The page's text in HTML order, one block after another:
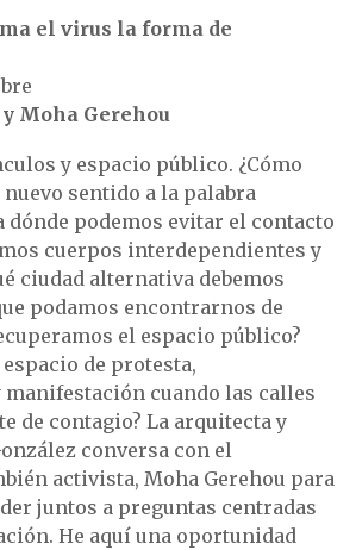
el virus la forma de
Moha Gerehou
y espacio público. ¿Cómo
sentido a la palabra
dónde podemos evitar el contacto
cuerpos interdependientes y
ciudad alternativa debemos
podamos encontrarnos de
el espacio público?
espacio de protesta,
cuando las calles
de contagio? La arquitecta y
conversa con el
activista, Moha Gerehou para
juntos a preguntas centradas
He aquí una oportunidad